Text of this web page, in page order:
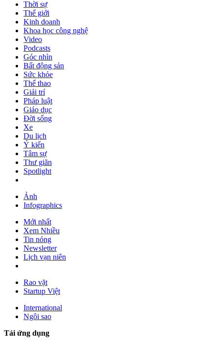
Thời sự
Thế giới
Kinh doanh
Khoa học công nghệ
Video
Podcasts
Góc nhìn
Bất động sản
Sức khỏe
Thể thao
Giải trí
Pháp luật
Giáo dục
Đời sống
Xe
Du lịch
Ý kiến
Tâm sự
Thư giãn
Spotlight
Ảnh
Infographics
Mới nhất
Xem Nhiều
Tin nóng
Newsletter
Lịch vạn niên
Rao vặt
Startup Việt
International
Ngôi sao
Tải ứng dụng